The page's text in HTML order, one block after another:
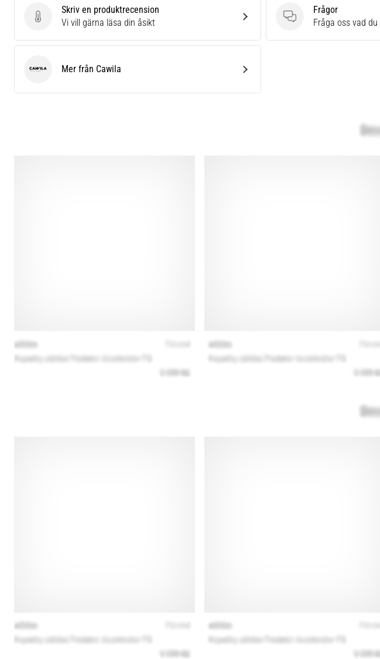
Skriv en produktrecension
Skriv en produktrecension
Vi vill gärna läsa din åsikt
Frågor
Frågor
Fråga oss vad du
Cawila Mer från Cawila